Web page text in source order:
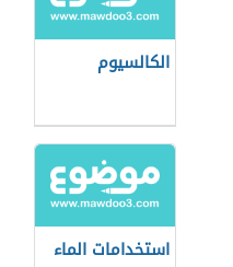
الكالسيوم
استخدامات الماء